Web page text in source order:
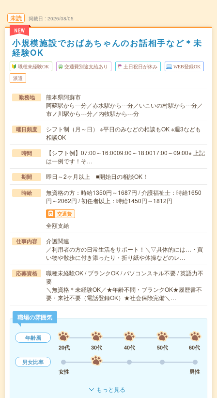
未読
NEW
掲載日 2026/08/05
小規模施設でおばあちゃんのお話相手など＊未
経験OK
職種未経験OK 交通費別途支給あり 土日祝日が休み WEB登録OK
派遣
勤務地
熊本県阿蘇市
阿蘇駅から---分／赤水駅から---分／いこいの村駅から---分／
市ノ川駅から---分／内牧駅から---分
曜日頻度
シフト制（月～日） ※平日のみなどの相談もOK ※週3なども
相談OK
時間
【シフト例】07:00～16:0009:00～18:0017:00～09:00※ 上記
は一例です！そ…
期間 即日～2ヶ月以上 ■開始日の相談OK！
時給
無資格の方：時給1350円～1687円 / 介護福祉士：時給1650
円～2062円 / 初任者以上：時給1450円～1812円
交通費
全額支給
仕事内容
介護関連
／利用者の方の日常生活をサポート！＼▽具体的には…・買
い物や散歩に付き添ったり・折り紙や体操などのレ…
応募資格
職種未経験OK / ブランクOK / パソコンスキル不要 / 英語力不
要
＼無資格＊未経験OK／★年齢不問・ブランクOK★履歴書不
要・来社不要（電話登録OK）★社会保険完備＼…
職場の雰囲気
年齢層
20代
30代 40代 50代
60代
男女比率
女性
男性
もっと見る